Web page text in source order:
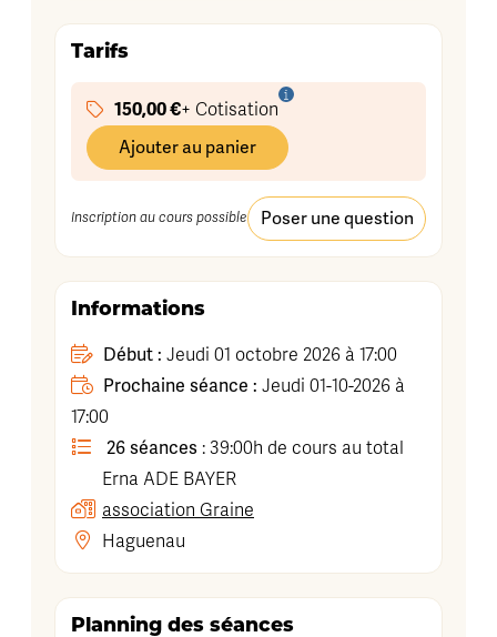
Tarifs
150,00 €+ Cotisation
Ajouter au panier
Inscription au cours possible Poser une question
Informations
Début : Jeudi 01 octobre 2026 à 17:00
Prochaine séance : Jeudi 01-10-2026 à
17:00
26 séances : 39:00h de cours au total
Erna ADE BAYER
association Graine
Haguenau
Planning des séances